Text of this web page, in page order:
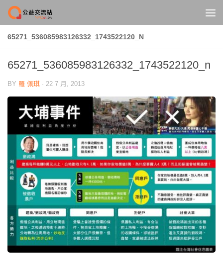
Skip to content
65271_536085983126332_1743522120_N
65271_536085983126332_1743522120_n
BY 羅 佩琪 · 22 7 月, 2013